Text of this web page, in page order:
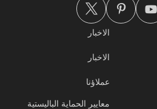
الاخبار
الاخبار
عملاؤنا
معايير الحماية الباليستية